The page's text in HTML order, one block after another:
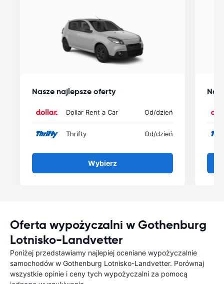
Nasze najlepsze oferty
Dollar Rent a Car Od/dzień
Thrifty Od/dzień
Wybierz
Oferta wypożyczalni w Gothenburg
Lotnisko-Landvetter
Poniżej przedstawiamy najlepiej oceniane wypożyczalnie
samochodów w Gothenburg Lotnisko-Landvetter. Porównaj
wszystkie opinie i ceny tych wypożyczalni za pomocą